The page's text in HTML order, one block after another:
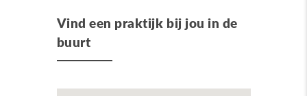
Vind een praktijk bij jou in de
buurt